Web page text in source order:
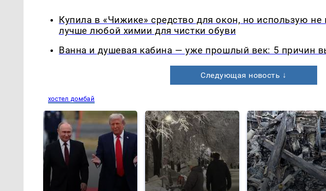
Купила в «Чижике» средство для окон, но использую не
лучше любой химии для чистки обуви
Ванна и душевая кабина — уже прошлый век: 5 причин
Следующая новость ↓
хостел домбай